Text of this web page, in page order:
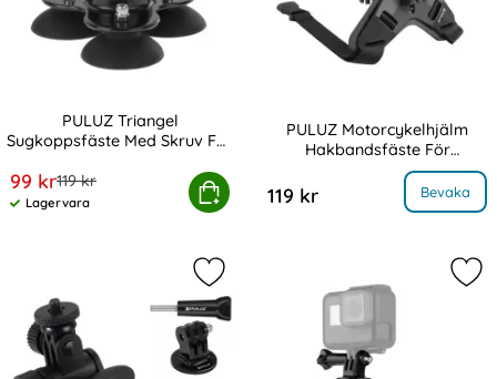
PULUZ Triangel
Sugkoppsfäste Med Skruv För
rea pris
99 krtidigare pris
119 kr
Tillgänglighet:
Lagervara
Köp
Sugkoppsfäste Med Skruv För Actionkamera
PULUZ Motorcykelhjälm
Hakbandsfäste För
Actionkamera Svart
119 kr Bevaka
, PULUZ Motorcykelhjälm
Markera pULUZ Sugkoppsfäste